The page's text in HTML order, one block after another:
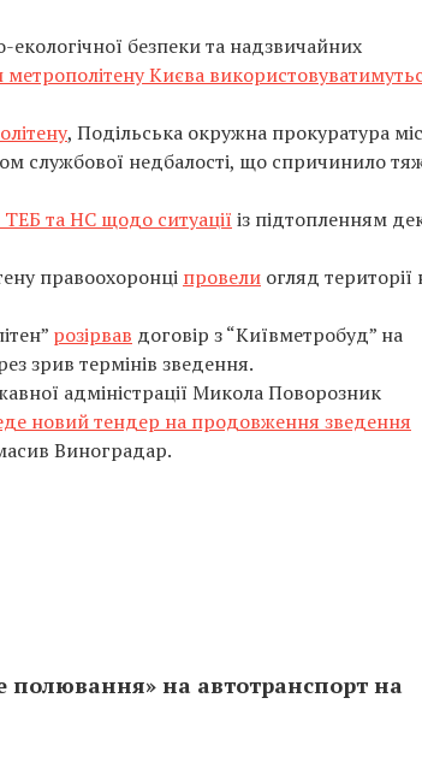
екологічної безпеки та надзвичайних
метрополітену Києва
, Подільська окружна прокуратура
службової недбалості, що спричинило
ТЕБ та НС щодо ситуації із підтопленням
правоохоронці провели огляд території
розірвав договір з “Київметробуд” на
зрив термінів зведення.
адміністрації Микола Поворозник
новий тендер на продовження зведення
Виноградар.
полювання» на автотранспорт на